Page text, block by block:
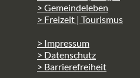
> Gemeindeleben
> Freizeit | Tourismus
> Impressum
> Datenschutz
> Barrierefreiheit